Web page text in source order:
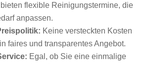
flexible Reinigungstermine, die
anpassen.
Keine versteckten Kosten
faires und transparentes Angebot.
Egal, ob Sie eine einmalige